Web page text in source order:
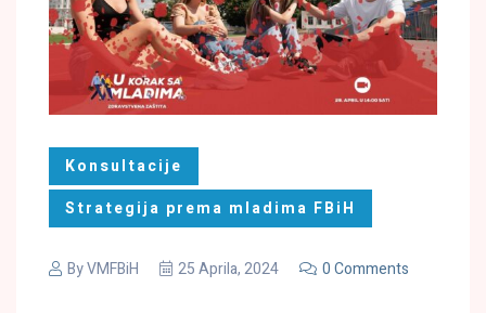
Konsultacije
Strategija prema mladima FBiH
ByVMFBiH 25 Aprila, 2024 0 Comments